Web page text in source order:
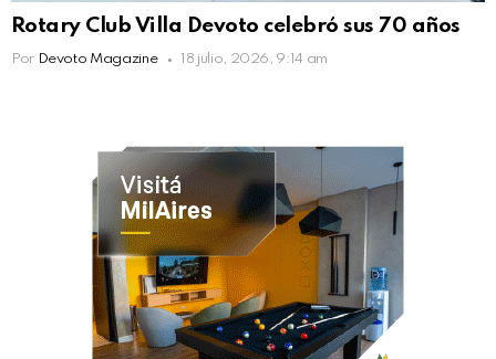
Rotary Club Villa Devoto celebró sus 70 años
Por Devoto Magazine 18 julio, 2026, 9:14 am